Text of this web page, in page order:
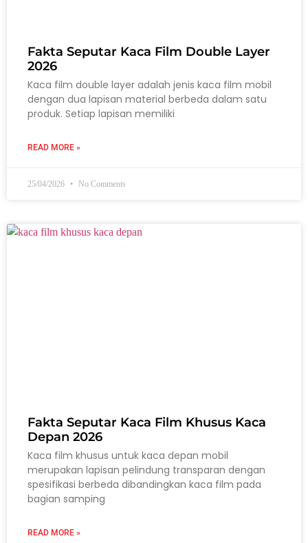
Fakta Seputar Kaca Film Double Layer
2026
Kaca film double layer adalah jenis kaca film mobil
dengan dua lapisan material berbeda dalam satu
produk. Setiap lapisan memiliki
READ MORE »
25/04/2026 No Comments
Fakta Seputar Kaca Film Khusus Kaca
Depan 2026
Kaca film khusus untuk kaca depan mobil
merupakan lapisan pelindung transparan dengan
spesifikasi berbeda dibandingkan kaca film pada
bagian samping
READ MORE »